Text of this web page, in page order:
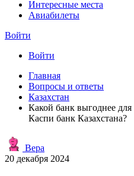
Интересные места
Авиабилеты
Войти
Войти
Главная
Вопросы и ответы
Казахстан
Какой банк выгоднее для
Каспи банк Казахстана?
Вера
20 декабря 2024